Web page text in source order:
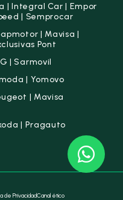
| Integral Car | Empor
| Semprocar
| Mavisa |
Pont
| Sarmovil
| Yomovo
| Mavisa
| Pragauto
de PrivacidadCanal ético